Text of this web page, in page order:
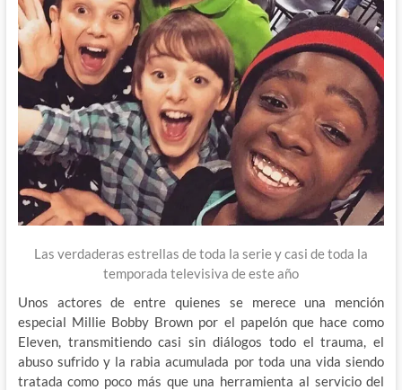
Las verdaderas estrellas de toda la serie y casi de toda la
temporada televisiva de este año
Unos actores de entre quienes se merece una mención
especial Millie Bobby Brown por el papelón que hace como
Eleven, transmitiendo casi sin diálogos todo el trauma, el
abuso sufrido y la rabia acumulada por toda una vida siendo
tratada como poco más que una herramienta al servicio del